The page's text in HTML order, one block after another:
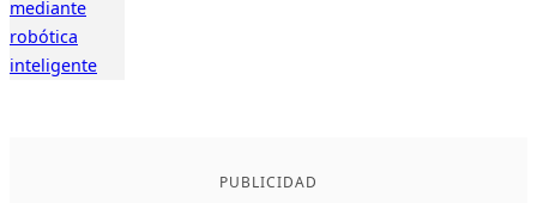
PUBLICIDAD